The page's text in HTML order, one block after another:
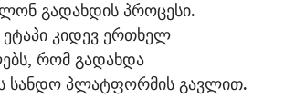
გადახდის პროცესი.
კიდევ ერთხელ
რომ გადახდა
სანდო პლატფორმის გავლით.